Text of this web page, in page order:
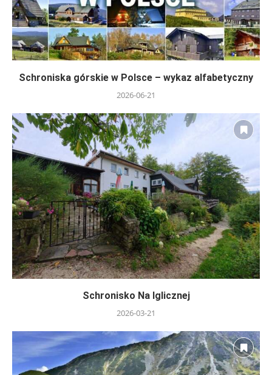
Schroniska górskie w Polsce – wykaz alfabetyczny
2026-06-21
Schronisko Na Iglicznej
2026-03-21